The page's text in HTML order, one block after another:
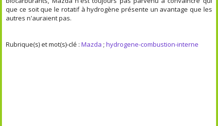
que ce soit que le rotatif à hydrogène présente un avantage que les
autres n'auraient pas.
Rubrique(s) et mot(s)-clé :Mazda ;hydrogene-combustion-interne